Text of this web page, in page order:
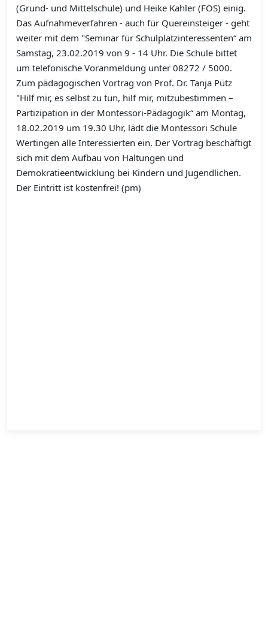
(Grund- und Mittelschule) und Heike Kahler (FOS) einig.
Das Aufnahmeverfahren - auch für Quereinsteiger - geht
weiter mit dem "Seminar für Schulplatzinteressenten“ am
Samstag, 23.02.2019 von 9 - 14 Uhr. Die Schule bittet
um telefonische Voranmeldung unter 08272 / 5000.
Zum pädagogischen Vortrag von Prof. Dr. Tanja Pütz
"Hilf mir, es selbst zu tun, hilf mir, mitzubestimmen –
Partizipation in der Montessori-Pädagogik“ am Montag,
18.02.2019 um 19.30 Uhr, lädt die Montessori Schule
Wertingen alle Interessierten ein. Der Vortrag beschäftigt
sich mit dem Aufbau von Haltungen und
Demokratieentwicklung bei Kindern und Jugendlichen.
Der Eintritt ist kostenfrei! (pm)